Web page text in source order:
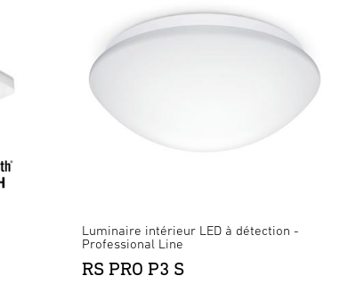
Luminaire intérieur LED à détection -
Professional Line
RS PRO P3 S